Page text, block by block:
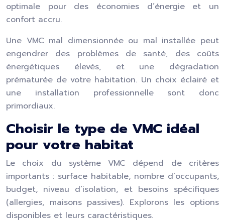
optimale pour des économies d’énergie et un
confort accru.
Une VMC mal dimensionnée ou mal installée peut
engendrer des problèmes de santé, des coûts
énergétiques élevés, et une dégradation
prématurée de votre habitation. Un choix éclairé et
une installation professionnelle sont donc
primordiaux.
Choisir le type de VMC idéal
pour votre habitat
Le choix du système VMC dépend de critères
importants : surface habitable, nombre d’occupants,
budget, niveau d’isolation, et besoins spécifiques
(allergies, maisons passives). Explorons les options
disponibles et leurs caractéristiques.